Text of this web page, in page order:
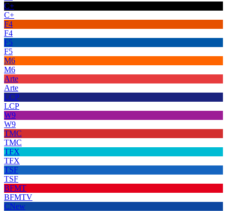
C+
C+
F4
F4
F5
F5
M6
M6
Arte
Arte
LCP
LCP
W9
W9
TMC
TMC
TFX
TFX
TSF
TSF
BFMT
BFMTV
CNew